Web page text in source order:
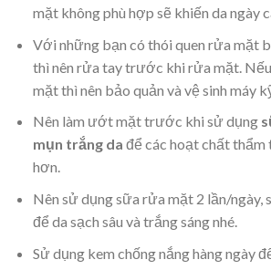
mặt không phù hợp sẽ khiến da ngày
Với những bạn có thói quen rửa mặt
thì nên rửa tay trước khi rửa mặt.
mặt thì nên bảo quản và vệ sinh máy
Nên làm ướt mặt trước khi sử dụng
mụn trắng da để các hoạt chất thẩm
hơn.
Nên sử dụng sữa rửa mặt 2 lần/
để da sạch sâu và trắng sáng nhé.
Sử dụng kem chống nắng hàng ngày